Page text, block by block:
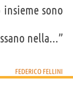
sono
nella...”
FEDERICO FELLINI